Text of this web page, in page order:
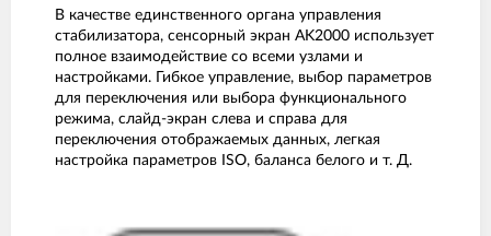
В качестве единственного органа управления
стабилизатора, сенсорный экран AK2000 использует
полное взаимодействие со всеми узлами и
настройками. Гибкое управление, выбор параметров
для переключения или выбора функционального
режима, слайд-экран слева и справа для
переключения отображаемых данных, легкая
настройка параметров ISO, баланса белого и т. Д.